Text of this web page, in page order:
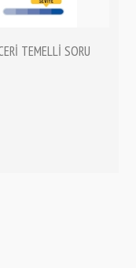
TEMELLİ SORU